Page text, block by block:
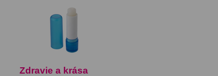
Zdravie a krása